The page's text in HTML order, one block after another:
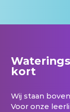
kort
Wij staan
Voor onze